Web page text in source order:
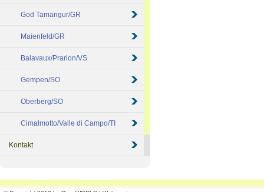
God Tamangur/GR
Maienfeld/GR
Balavaux/Prarion/VS
Gempen/SO
Oberberg/SO
Cimalmotto/Valle di Campo/TI
Kontakt